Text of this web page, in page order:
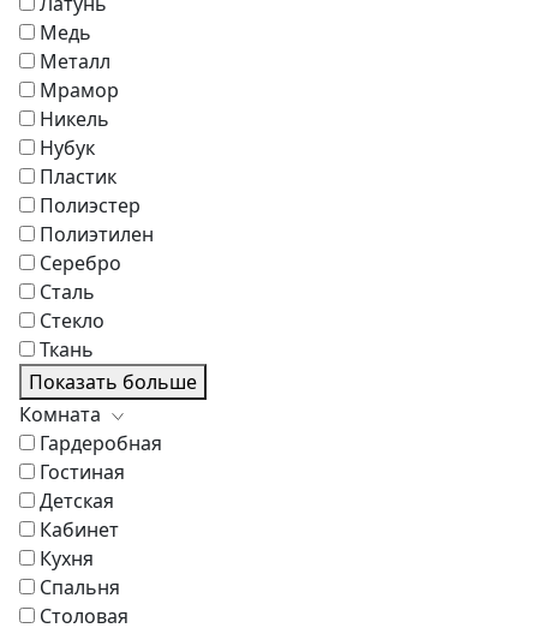
Медь
Металл
Мрамор
Никель
Нубук
Пластик
Полиэстер
Полиэтилен
Серебро
Сталь
Стекло
Ткань
Показать больше
Комната
Гардеробная
Гостиная
Детская
Кабинет
Кухня
Спальня
Столовая